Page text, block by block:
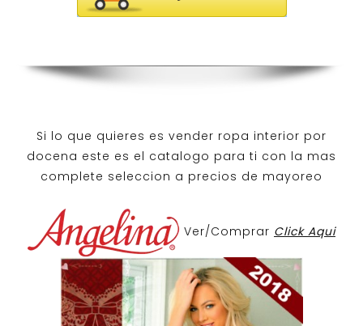
Si lo que quieres es vender ropa interior por
docena este es el catalogo para ti con la mas
complete seleccion a precios de mayoreo
Ver/Comprar Click Aqui